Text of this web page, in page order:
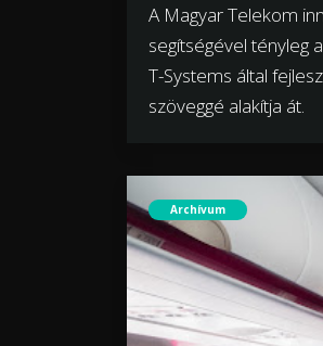
A Magyar Telekom
segítségével tényleg
T-Systems által
szöveggé alakítja át.
Archívum